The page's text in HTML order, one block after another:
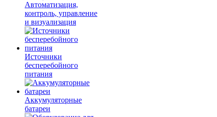
Автоматизация,
контроль, управление
и визуализация
Источники
бесперебойного
питания
Аккумуляторные
батареи